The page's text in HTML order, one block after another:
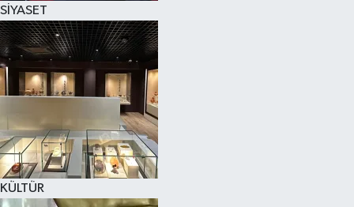
SİYASET
KÜLTÜR
SPOR
KÜLTÜR SANAT
FRAGMANLAR